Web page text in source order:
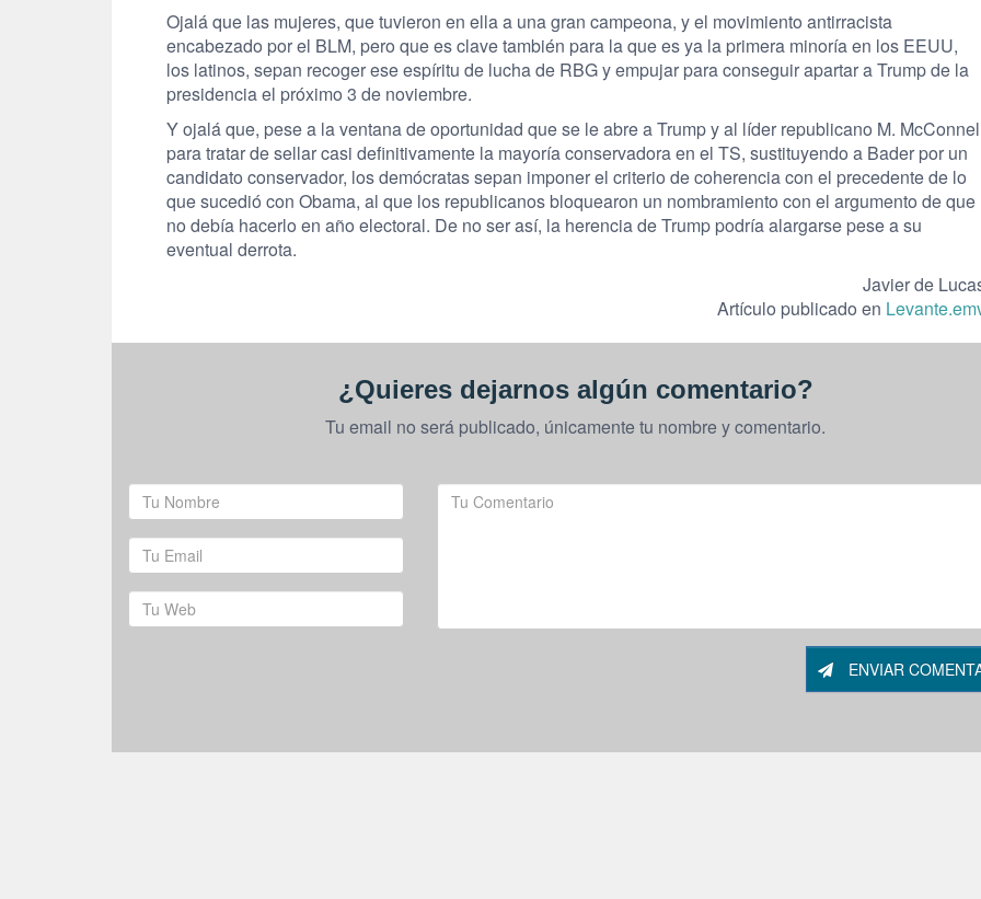
Ojalá que las mujeres, que tuvieron en ella a una gran campeona, y el movimiento antirracista
encabezado por el BLM, pero que es clave también para la que es ya la primera minoría en los EEUU,
los latinos, sepan recoger ese espíritu de lucha de RBG y empujar para conseguir apartar a Trump de la
presidencia el próximo 3 de noviembre.
Y ojalá que, pese a la ventana de oportunidad que se le abre a Trump y al líder republicano M.
para tratar de sellar casi definitivamente la mayoría conservadora en el TS, sustituyendo a Bader por un
candidato conservador, los demócratas sepan imponer el criterio de coherencia con el precedente de lo
que sucedió con Obama, al que los republicanos bloquearon un nombramiento con el argumento de que
no debía hacerlo en año electoral. De no ser así, la herencia de Trump podría alargarse pese a su
eventual derrota.
Javier de
Artículo publicado en
¿Quieres dejarnos algún comentario?
Tu email no será publicado, únicamente tu nombre y comentario.
ENVIAR